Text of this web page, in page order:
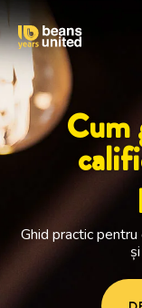
Cum
Ghid practic